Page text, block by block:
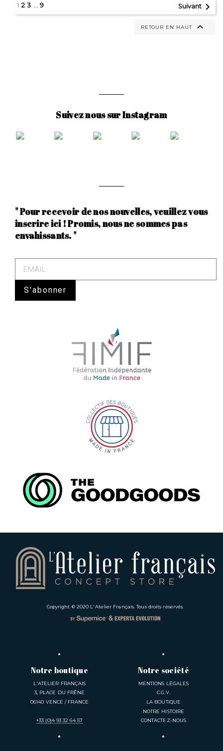
1 23 9 Suivant 
RETOUR EN HAUT 
Suivez nous sur Instagram
" Pour recevoir de nos nouvelles, veuillez vous
inscrire ici ! Promis, nous ne sommes pas
envahissants. "
S'abonner
Copyright © 2020 L'Atelier Français. Tous droits réservés.
Notre boutique
L'ATELIER FRANÇAIS
3, PLACE DU FRÊNE
06140 VENCE / FRANCE
+33 (0)4 93 32 64 57
Notre société
MENTIONS LÉGALES
C.G.V.
LA BOUTIQUE
NOTRE HISTOIRE
CONTACTEZ-NOUS